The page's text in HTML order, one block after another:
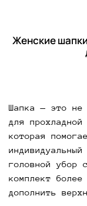
Женские
Шапка — это не
для
которая
головной убор
комплект более
дополнить